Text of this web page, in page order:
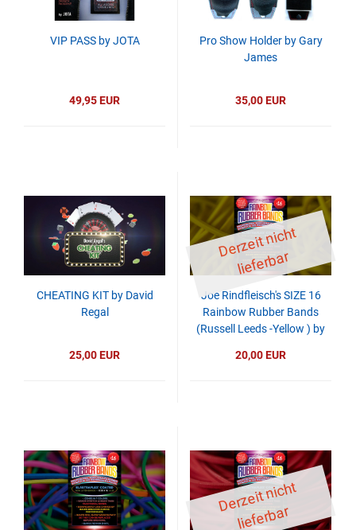
VIP PASS by JOTA
49,95 EUR
Pro Show Holder by Gary
James
35,00 EUR
CHEATING KIT by David
Regal
25,00 EUR
D
er
z
eit
ni
c
ht
li
ef
er
b
ar
Joe Rindfleisch's SIZE 16
Rainbow Rubber Bands
(Russell Leeds -Yellow ) by
20,00 EUR
D
er
z
eit
ni
c
ht
li
ef
er
b
ar